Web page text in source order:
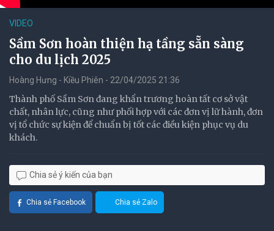
VIDEO
Sầm Sơn hoàn thiện hạ tầng sẵn sàng
cho du lịch 2025
Hoàng Hưng - Kiều Phiên - 22/04/2025 21:36
Thành phố Sầm Sơn đang khẩn trương hoàn tất cơ sở vật
chất, nhân lực, cũng như phối hợp với các đơn vị lữ hành, đơn
vị tổ chức sự kiện để chuẩn bị tốt các điều kiện phục vụ du
khách.
Chia sẻ ý kiến của bạn
Chia sẻ Facebook Chia sẻ Zalo